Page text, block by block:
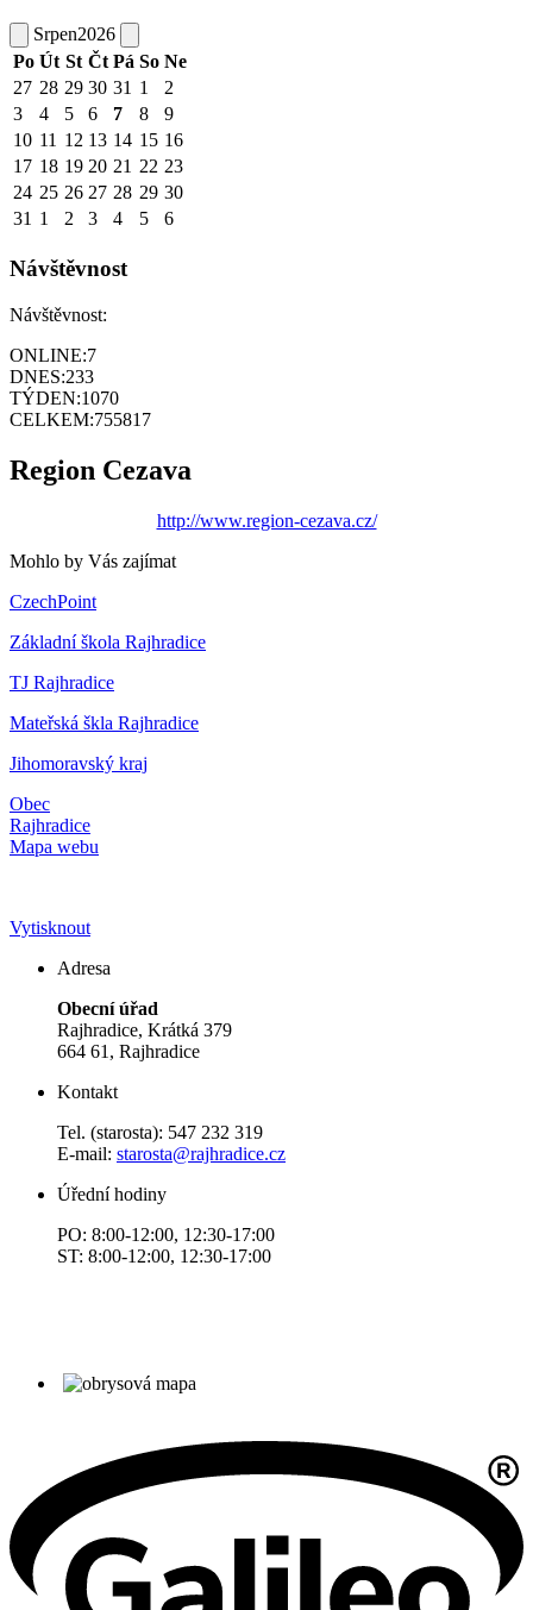
Srpen2026
Po Út St Čt Pá So Ne
27 28 29 30 31 1
2
3
4 5 6 7 8
9
10 11 12 13 14 15 16
17 18 19 20 21 22 23
24 25 26 27 28 29 30
31 1 2 3 4 5 6
Návštěvnost
Návštěvnost:
ONLINE:7
DNES:233
TÝDEN:1070
CELKEM:755817
Region Cezava
http://www.region-cezava.cz/
Mohlo by Vás zajímat
CzechPoint
Základní škola Rajhradice
TJ Rajhradice
Mateřská škla Rajhradice
Jihomoravský kraj
Obec
Rajhradice
Mapa webu
Vytisknout
Adresa
Obecní úřad
Rajhradice, Krátká 379
664 61, Rajhradice
Kontakt
Tel. (starosta): 547 232 319
E-mail: starosta@rajhradice.cz
Úřední hodiny
PO: 8:00-12:00, 12:30-17:00
ST: 8:00-12:00, 12:30-17:00